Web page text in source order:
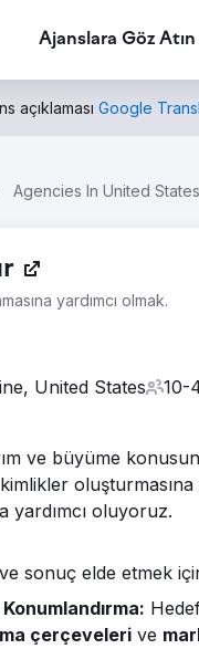
Ajanslara Göz Atın
açıklaması Google
Agencies In United States
yardımcı olmak.
United States 10-
ve büyüme
yardımcı oluyoruz.
sonuç elde etmek
çerçeveleri ve